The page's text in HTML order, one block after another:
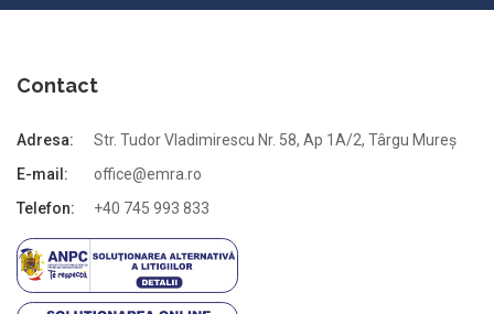
Contact
Adresa:
Str. Tudor Vladimirescu Nr. 58, Ap 1A/2, Târgu Mureș
E-mail:
office@emra.ro
Telefon:
+40 745 993 833